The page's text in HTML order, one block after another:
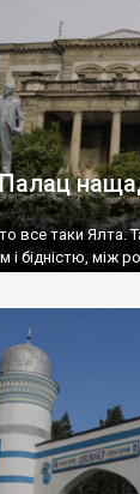
все таки Ялта.
і бідністю, між